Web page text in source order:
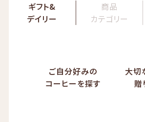
ギフト&
デイリー
商品
カテゴリー
ご自分好みの
コーヒーを探す
大切
贈